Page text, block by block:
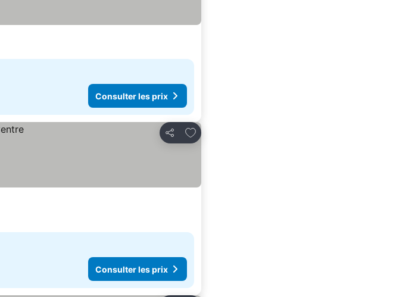
Consulter les prix
Partager
Ajouter à mes favoris
Consulter les prix